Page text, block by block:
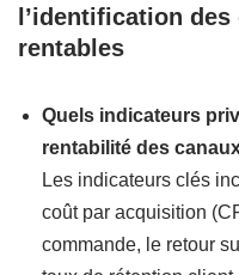
l’identification
rentables
Quels indicateurs
rentabilité des
Les indicateurs clés
coût par acquisition
commande, le retour